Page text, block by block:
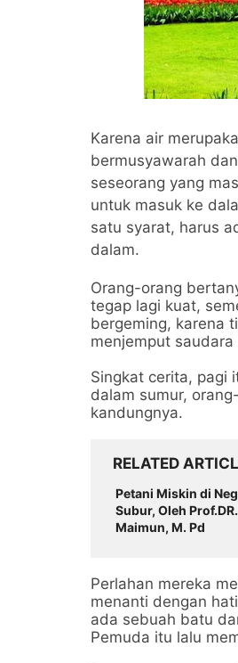
Karena air
bermusyawarah
seseorang yang
untuk masuk ke
satu syarat, harus
dalam.
Orang-orang
tegap lagi kuat,
bergeming, karena
menjemput
Singkat cerita, pagi
dalam sumur,
kandungnya.
RELATED
Petani Miskin di
Subur, Oleh
Maimun, M. Pd
Perlahan mereka
menanti dengan
ada sebuah batu
Pemuda itu lalu